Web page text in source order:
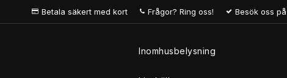
Betala säkert med kort Frågor? Ring oss! Besök oss
Inomhusbelysning